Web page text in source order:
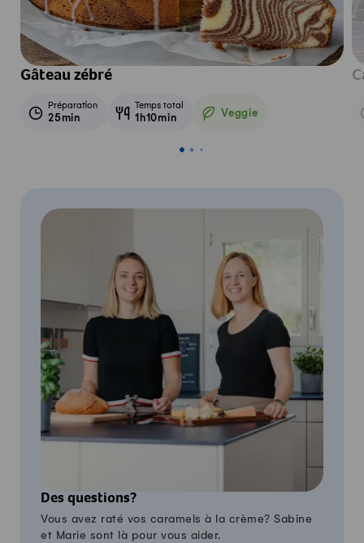
Gâteau zébré
Préparation
25min
Temps total
1h10min Veggie
Veggie
Des questions?
Vous avez raté vos caramels à la crème? Sabine
et Marie sont là pour vous aider.